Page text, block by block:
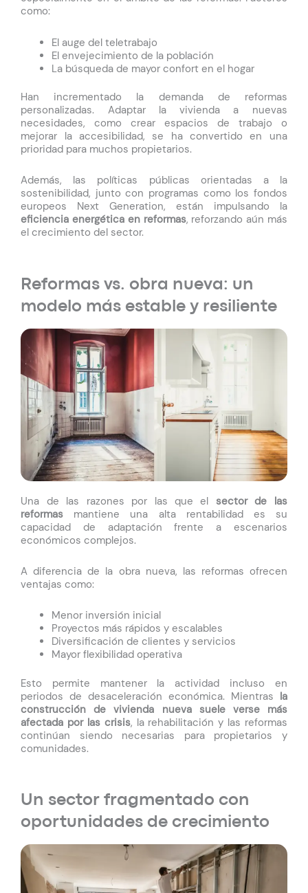
como:
El auge del teletrabajo
El envejecimiento de la población
La búsqueda de mayor confort en el hogar
Han incrementado la demanda de reformas
personalizadas. Adaptar la vivienda a nuevas
necesidades, como crear espacios de trabajo o
mejorar la accesibilidad, se ha convertido en una
prioridad para muchos propietarios.
Además, las políticas públicas orientadas a la
sostenibilidad, junto con programas como los fondos
europeos Next Generation, están impulsando la
eficiencia energética en reformas, reforzando aún más
el crecimiento del sector.
Reformas vs. obra nueva: un
modelo más estable y resiliente
Una de las razones por las que el sector de las
reformas mantiene una alta rentabilidad es su
capacidad de adaptación frente a escenarios
económicos complejos.
A diferencia de la obra nueva, las reformas ofrecen
ventajas como:
Menor inversión inicial
Proyectos más rápidos y escalables
Diversificación de clientes y servicios
Mayor flexibilidad operativa
Esto permite mantener la actividad incluso en
periodos de desaceleración económica. Mientras la
construcción de vivienda nueva suele verse más
afectada por las crisis, la rehabilitación y las reformas
continúan siendo necesarias para propietarios y
comunidades.
Un sector fragmentado con
oportunidades de crecimiento